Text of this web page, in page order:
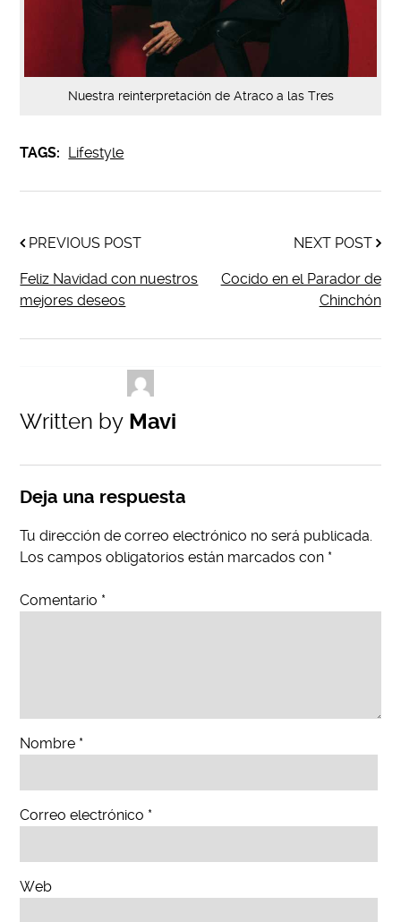
Nuestra reinterpretación de Atraco a las Tres
TAGS: Lifestyle
PREVIOUS POST
Feliz Navidad con nuestros
mejores deseos
NEXT POST
Cocido en el Parador de
Chinchón
Written by Mavi
Deja una respuesta
Tu dirección de correo electrónico no será publicada.
Los campos obligatorios están marcados con *
Comentario *
Nombre *
Correo electrónico *
Web